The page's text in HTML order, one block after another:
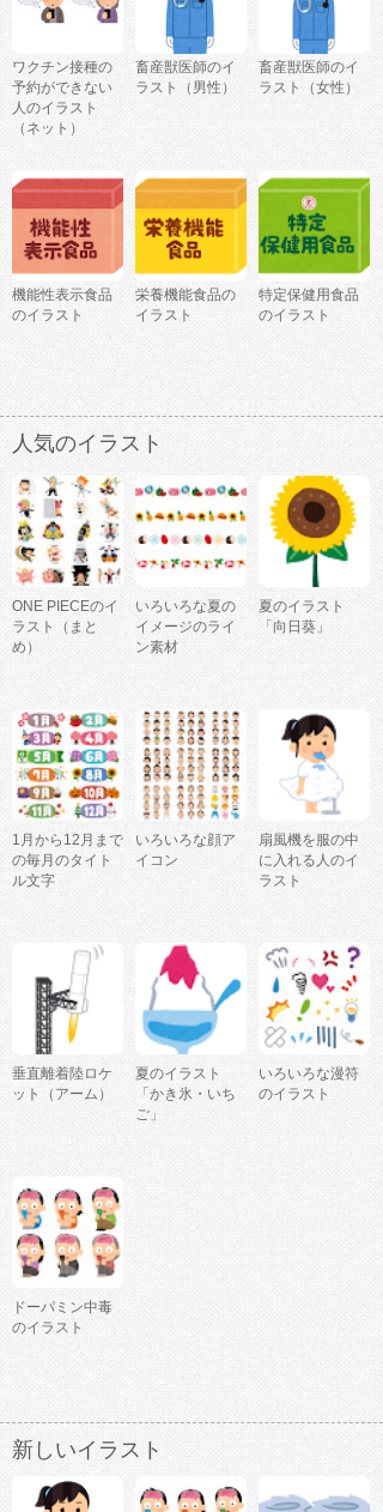
ワクチン接種の
予約ができない
人のイラスト
（ネット）
畜産獣医師のイ
ラスト（男性）
畜産獣医師のイ
ラスト（女性）
機能性表示食品
のイラスト
栄養機能食品の
イラスト
特定保健用食品
のイラスト
人気のイラスト
ONE PIECEのイ
ラスト（まと
め）
いろいろな夏の
イメージのライ
ン素材
夏のイラスト
「向日葵」
1月から12月まで
の毎月のタイト
ル文字
いろいろな顔ア
イコン
扇風機を服の中
に入れる人のイ
ラスト
垂直離着陸ロケ
ット（アーム）
夏のイラスト
「かき氷・いち
ご」
いろいろな漫符
のイラスト
ドーパミン中毒
のイラスト
新しいイラスト